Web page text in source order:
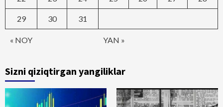
« NOY YAN »
29 30 31
Sizni qiziqtirgan yangiliklar